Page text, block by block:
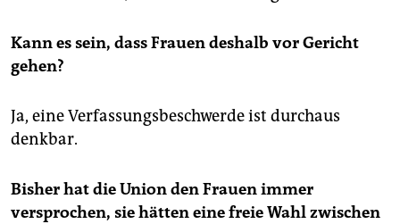
Kann es sein, dass Frauen deshalb vor Gericht
gehen?
Ja, eine Verfassungsbeschwerde ist durchaus
denkbar.
Bisher hat die Union den Frauen immer
versprochen, sie hätten eine freie Wahl zwischen